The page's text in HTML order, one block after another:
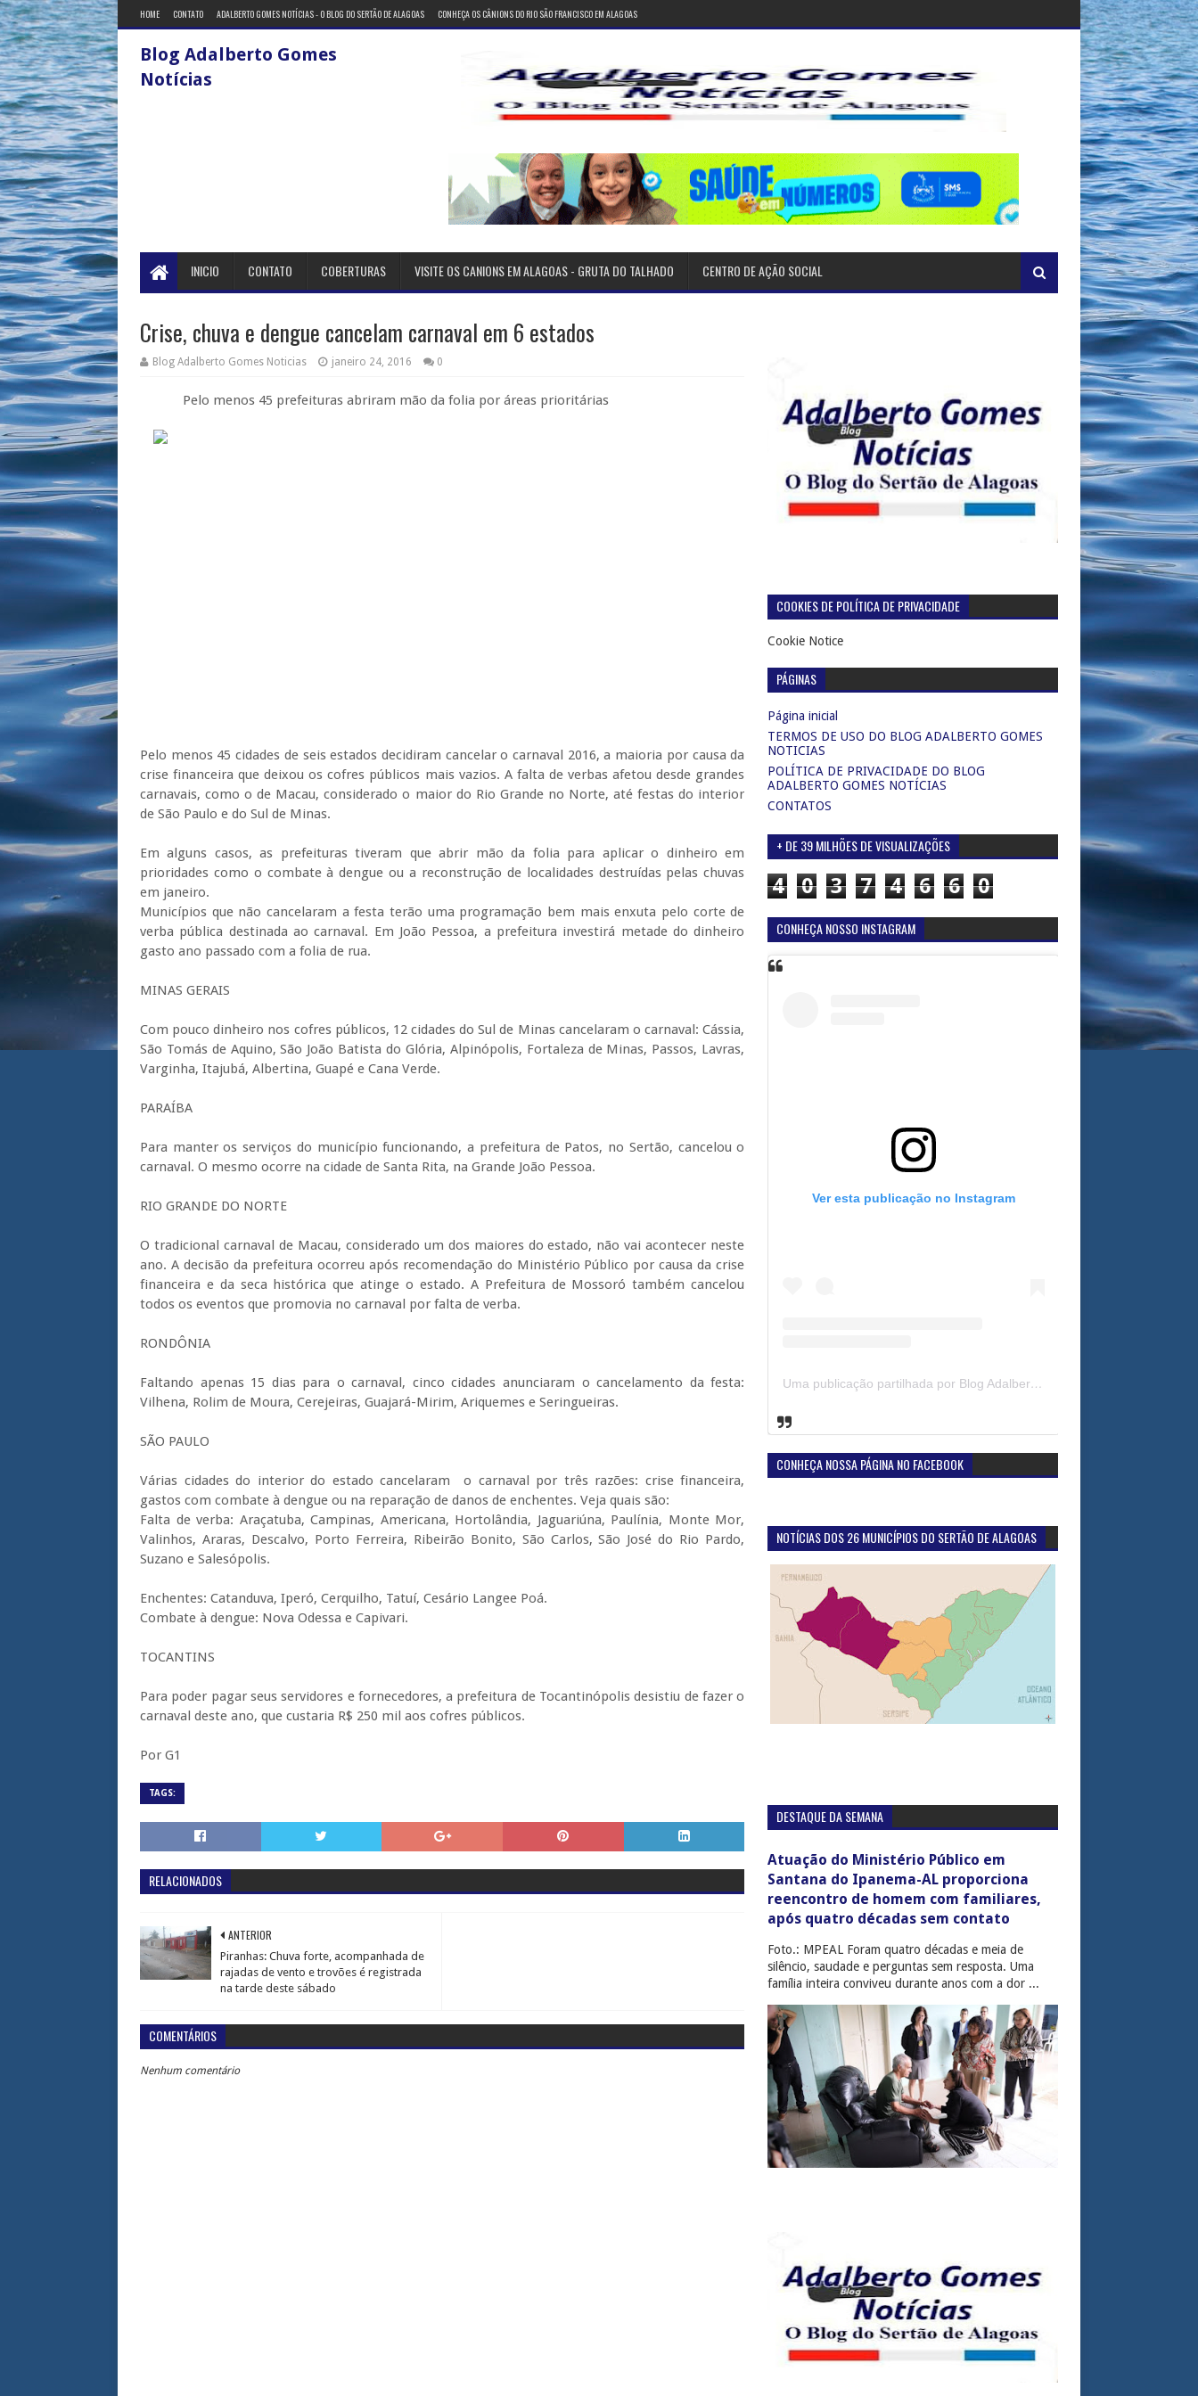
HOME CONTATO ADALBERTO GOMES NOTÍCIAS - O BLOG DO SERTÃO DE ALAGOAS CONHEÇA OS CÂNIONS DO RIO SÃO FRANCISCO EM ALAGOAS
Blog Adalberto Gomes
Notícias
INICIO CONTATO COBERTURAS VISITE OS CANIONS EM ALAGOAS - GRUTA DO TALHADO CENTRO DE AÇÃO SOCIAL
Crise, chuva e dengue cancelam carnaval em 6 estados
Blog Adalberto Gomes Noticias janeiro 24, 2016 0
Pelo menos 45 prefeituras abriram mão da folia por áreas prioritárias
Pelo menos 45 cidades de seis estados decidiram cancelar o carnaval 2016, a maioria por causa da
crise financeira que deixou os cofres públicos mais vazios. A falta de verbas afetou desde grandes
carnavais, como o de Macau, considerado o maior do Rio Grande no Norte, até festas do interior
de São Paulo e do Sul de Minas.
Em alguns casos, as prefeituras tiveram que abrir mão da folia para aplicar o dinheiro em
prioridades como o combate à dengue ou a reconstrução de localidades destruídas pelas chuvas
em janeiro.
Municípios que não cancelaram a festa terão uma programação bem mais enxuta pelo corte de
verba pública destinada ao carnaval. Em João Pessoa, a prefeitura investirá metade do dinheiro
gasto ano passado com a folia de rua.
MINAS GERAIS
Com pouco dinheiro nos cofres públicos, 12 cidades do Sul de Minas cancelaram o carnaval: Cássia,
São Tomás de Aquino, São João Batista do Glória, Alpinópolis, Fortaleza de Minas, Passos, Lavras,
Varginha, Itajubá, Albertina, Guapé e Cana Verde.
PARAÍBA
Para manter os serviços do município funcionando, a prefeitura de Patos, no Sertão, cancelou o
carnaval. O mesmo ocorre na cidade de Santa Rita, na Grande João Pessoa.
RIO GRANDE DO NORTE
O tradicional carnaval de Macau, considerado um dos maiores do estado, não vai acontecer neste
ano. A decisão da prefeitura ocorreu após recomendação do Ministério Público por causa da crise
financeira e da seca histórica que atinge o estado. A Prefeitura de Mossoró também cancelou
todos os eventos que promovia no carnaval por falta de verba.
RONDÔNIA
Faltando apenas 15 dias para o carnaval, cinco cidades anunciaram o cancelamento da festa:
Vilhena, Rolim de Moura, Cerejeiras, Guajará-Mirim, Ariquemes e Seringueiras.
SÃO PAULO
Várias cidades do interior do estado cancelaram o carnaval por três razões: crise financeira,
gastos com combate à dengue ou na reparação de danos de enchentes. Veja quais são:
Falta de verba: Araçatuba, Campinas, Americana, Hortolândia, Jaguariúna, Paulínia, Monte Mor,
Valinhos, Araras, Descalvo, Porto Ferreira, Ribeirão Bonito, São Carlos, São José do Rio Pardo,
Suzano e Salesópolis.
Enchentes: Catanduva, Iperó, Cerquilho, Tatuí, Cesário Langee Poá.
Combate à dengue: Nova Odessa e Capivari.
TOCANTINS
Para poder pagar seus servidores e fornecedores, a prefeitura de Tocantinópolis desistiu de fazer o
carnaval deste ano, que custaria R$ 250 mil aos cofres públicos.
Por G1
TAGS:
RELACIONADOS
ANTERIOR
Piranhas: Chuva forte, acompanhada de
rajadas de vento e trovões é registrada
na tarde deste sábado
COMENTÁRIOS
Nenhum comentário
COOKIES DE POLÍTICA DE PRIVACIDADE
Cookie Notice
PÁGINAS
Página inicial
TERMOS DE USO DO BLOG ADALBERTO GOMES
NOTICIAS
POLÍTICA DE PRIVACIDADE DO BLOG
ADALBERTO GOMES NOTÍCIAS
CONTATOS
+ DE 39 MILHÕES DE VISUALIZAÇÕES
4 0 3 7 4 6 6 0
CONHEÇA NOSSO INSTAGRAM
Ver esta publicação no Instagram
Uma publicação partilhada por Blog Adalberto Gomes Noticias (@blogadalbertogomesnoticiass)
CONHEÇA NOSSA PÁGINA NO FACEBOOK
NOTÍCIAS DOS 26 MUNICÍPIOS DO SERTÃO DE ALAGOAS
DESTAQUE DA SEMANA
Atuação do Ministério Público em
Santana do Ipanema-AL proporciona
reencontro de homem com familiares,
após quatro décadas sem contato
Foto.: MPEAL Foram quatro décadas e meia de
silêncio, saudade e perguntas sem resposta. Uma
família inteira conviveu durante anos com a dor ...